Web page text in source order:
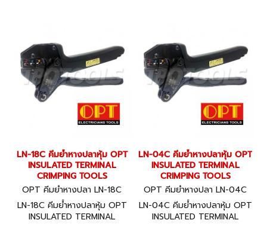
LN-18C คีมย้ำหางปลาหุ้ม OPT
INSULATED TERMINAL
CRIMPING TOOLS
OPT คีมย้ำหางปลา LN-18C
LN-18C คีมย้ำหางปลาหุ้ม OPT
INSULATED TERMINAL
LN-04C คีมย้ำหางปลาหุ้ม OPT
INSULATED TERMINAL
CRIMPING TOOLS
OPT คีมย้ำหางปลา LN-04C
LN-04C คีมย้ำหางปลาหุ้ม OPT
INSULATED TERMINAL